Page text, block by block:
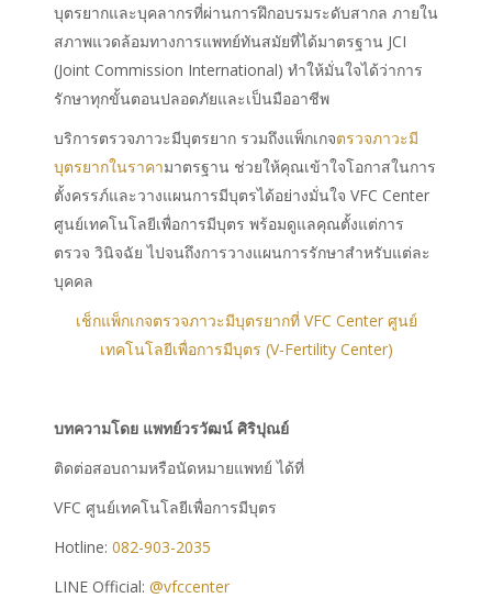
บุตรยากและบุคลากรที่ผ่านการฝึกอบรมระดับสากล ภายใน
สภาพแวดล้อมทางการแพทย์ทันสมัยที่ได้มาตรฐาน JCI
(Joint Commission International) ทำให้มั่นใจได้ว่าการ
รักษาทุกขั้นตอนปลอดภัยและเป็นมืออาชีพ
บริการตรวจภาวะมีบุตรยาก รวมถึงแพ็กเกจตรวจภาวะมี
บุตรยากในราคามาตรฐาน ช่วยให้คุณเข้าใจโอกาสในการ
ตั้งครรภ์และวางแผนการมีบุตรได้อย่างมั่นใจ VFC Center
ศูนย์เทคโนโลยีเพื่อการมีบุตร พร้อมดูแลคุณตั้งแต่การ
ตรวจ วินิจฉัย ไปจนถึงการวางแผนการรักษาสำหรับแต่ละ
บุคคล
เช็กแพ็กเกจตรวจภาวะมีบุตรยากที่ VFC Center ศูนย์
เทคโนโลยีเพื่อการมีบุตร (V-Fertility Center)
บทความโดย แพทย์วรวัฒน์ ศิริปุณย์
ติดต่อสอบถามหรือนัดหมายแพทย์ ได้ที่
VFC ศูนย์เทคโนโลยีเพื่อการมีบุตร
Hotline: 082-903-2035
LINE Official: @vfccenter